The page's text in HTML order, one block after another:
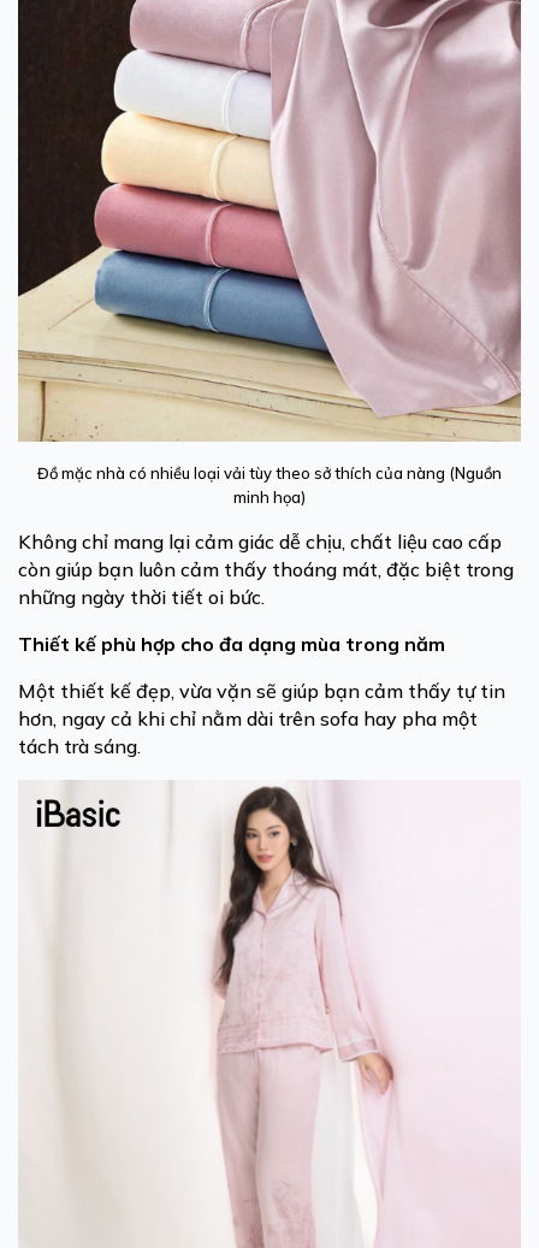
Đồ mặc nhà có nhiều loại vải tùy theo sở thích của nàng (Nguồn
minh họa)
Không chỉ mang lại cảm giác dễ chịu, chất liệu cao cấp
còn giúp bạn luôn cảm thấy thoáng mát, đặc biệt trong
những ngày thời tiết oi bức.
Thiết kế phù hợp cho đa dạng mùa trong năm
Một thiết kế đẹp, vừa vặn sẽ giúp bạn cảm thấy tự tin
hơn, ngay cả khi chỉ nằm dài trên sofa hay pha một
tách trà sáng.